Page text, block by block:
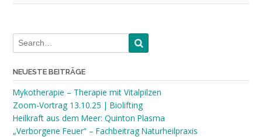
NEUESTE BEITRÄGE
Mykotherapie – Therapie mit Vitalpilzen
Zoom-Vortrag 13.10.25 | Biolifting
Heilkraft aus dem Meer: Quinton Plasma
„Verborgene Feuer“ – Fachbeitrag Naturheilpraxis